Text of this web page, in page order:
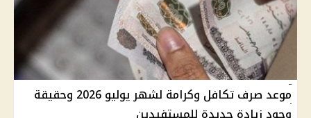
موعد صرف تكافل وكرامة لشهر يوليو 2026 وحقيقة